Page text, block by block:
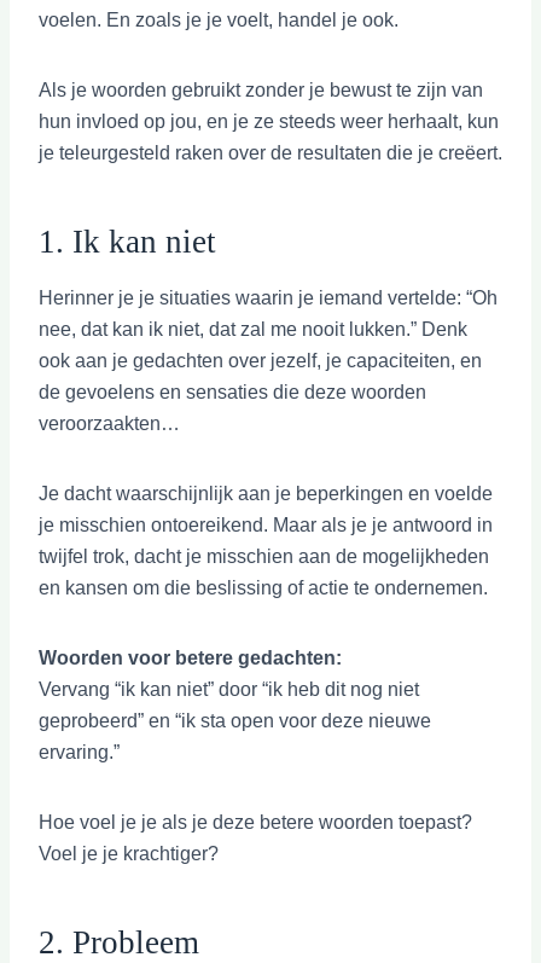
voelen. En zoals je je voelt, handel je ook.
Als je woorden gebruikt zonder je bewust te zijn van
hun invloed op jou, en je ze steeds weer herhaalt, kun
je teleurgesteld raken over de resultaten die je creëert.
1. Ik kan niet
Herinner je je situaties waarin je iemand vertelde: “Oh
nee, dat kan ik niet, dat zal me nooit lukken.” Denk
ook aan je gedachten over jezelf, je capaciteiten, en
de gevoelens en sensaties die deze woorden
veroorzaakten…
Je dacht waarschijnlijk aan je beperkingen en voelde
je misschien ontoereikend. Maar als je je antwoord in
twijfel trok, dacht je misschien aan de mogelijkheden
en kansen om die beslissing of actie te ondernemen.
Woorden voor betere gedachten:
Vervang “ik kan niet” door “ik heb dit nog niet
geprobeerd” en “ik sta open voor deze nieuwe
ervaring.”
Hoe voel je je als je deze betere woorden toepast?
Voel je je krachtiger?
2. Probleem